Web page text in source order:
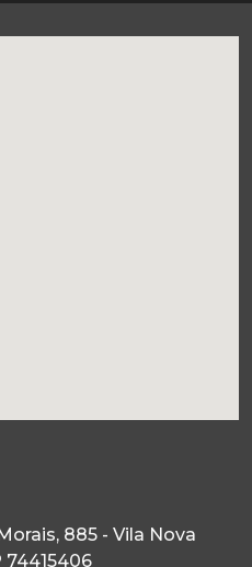
885 - Vila Nova
74415406